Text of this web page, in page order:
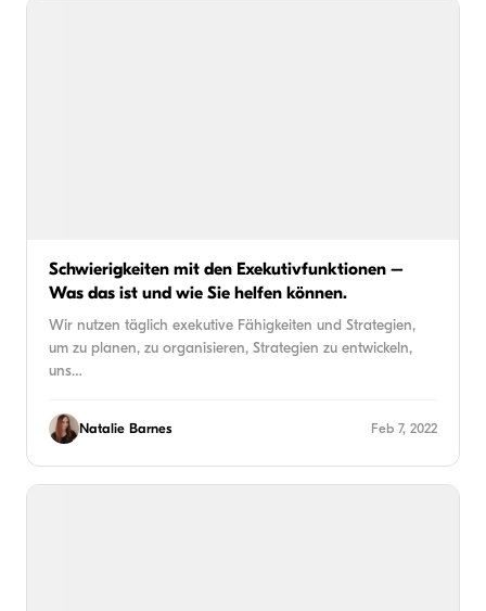
Schwierigkeiten mit den Exekutivfunktionen –
Was das ist und wie Sie helfen können.
Wir nutzen täglich exekutive Fähigkeiten und Strategien,
um zu planen, zu organisieren, Strategien zu entwickeln,
uns…
Natalie Barnes Feb 7, 2022